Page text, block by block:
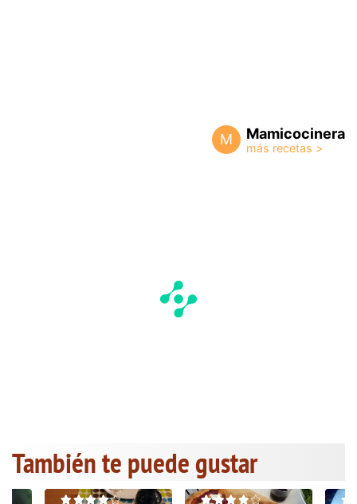
M Mamicocinera
También te puede gustar